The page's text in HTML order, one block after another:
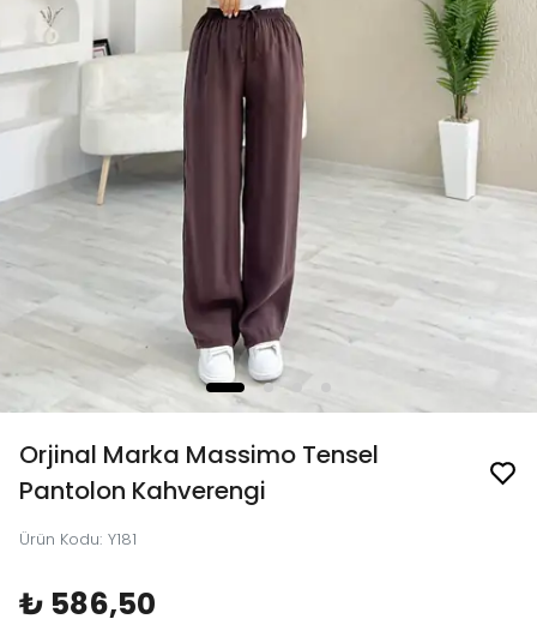
Orjinal Marka Massimo Tensel
Pantolon Kahverengi
Ürün Kodu: Y181
₺ 586,50